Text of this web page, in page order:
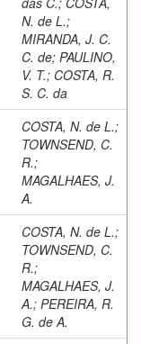
N. de L.;
MIRANDA, J. C.
C. de; PAULINO,
V. T.; COSTA, R.
S. C. da
COSTA, N. de L.;
TOWNSEND, C.
R.;
MAGALHAES, J.
A.
COSTA, N. de L.;
TOWNSEND, C.
R.;
MAGALHAES, J.
A.; PEREIRA, R.
G. de A.